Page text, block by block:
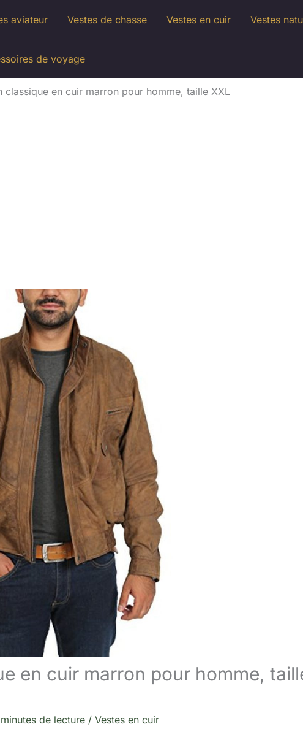
aviateur Vestes de chasse Vestes en cuir Vestes
de voyage
classique en cuir marron pour homme, taille XXL
en cuir marron pour homme,
de lecture / Vestes en cuir